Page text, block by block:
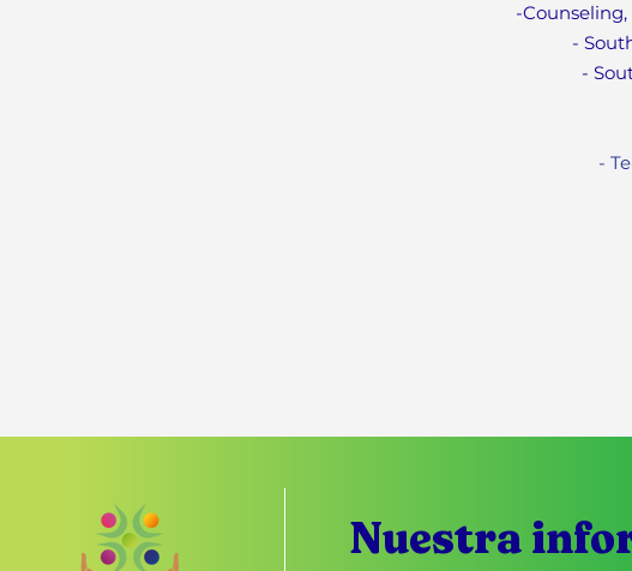
-
-
-
-
Nuestra